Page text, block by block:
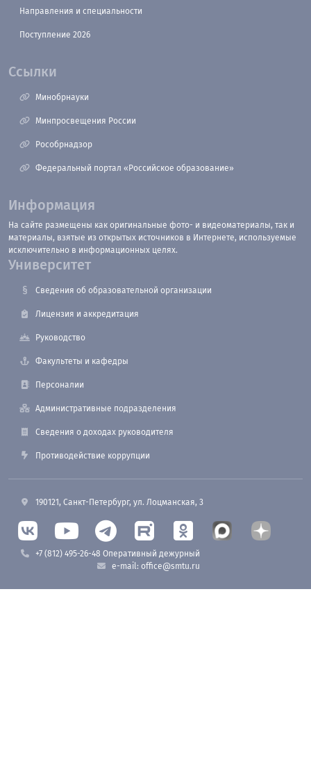
Направления и специальности
Поступление 2026
Ссылки
Минобрнауки
Минпросвещения России
Рособрнадзор
Федеральный портал «Российское образование»
Информация
На сайте размещены как оригинальные фото- и видеоматериалы, так и
материалы, взятые из открытых источников в Интернете, используемые
исключительно в информационных целях.
Университет
Сведения об образовательной организации
Лицензия и аккредитация
Руководство
Факультеты и кафедры
Персоналии
Административные подразделения
Сведения о доходах руководителя
Противодействие коррупции
190121, Санкт-Петербург, ул. Лоцманская, 3
+7 (812) 495-26-48 Оперативный дежурный
e-mail: office@smtu.ru